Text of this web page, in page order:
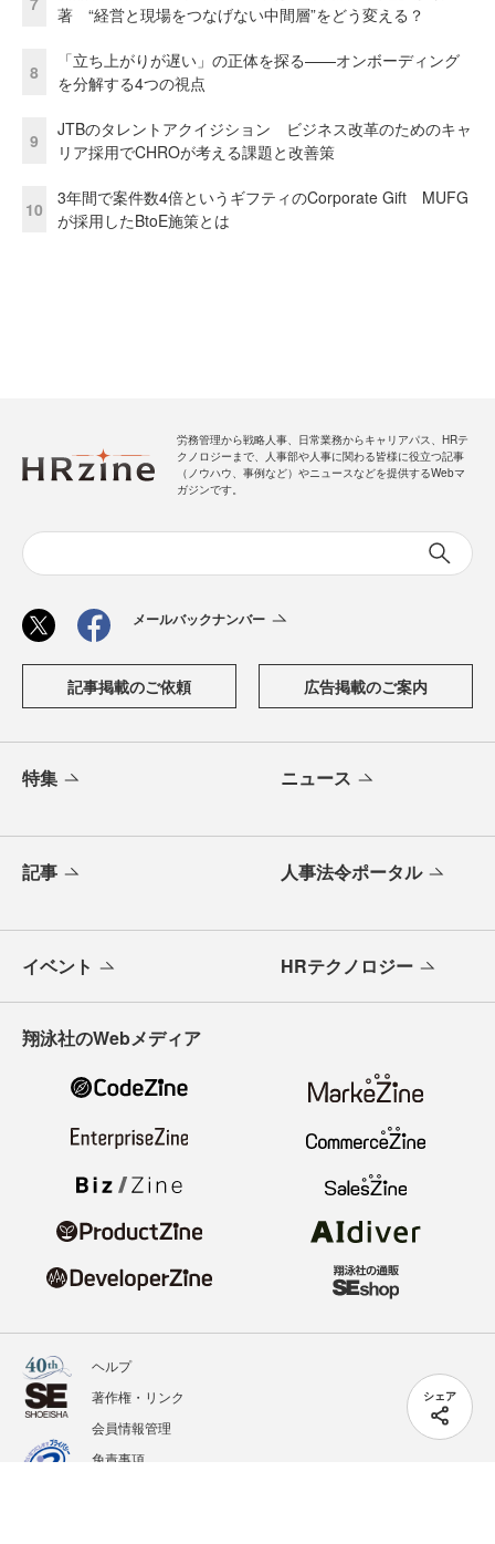
シェア
著 “経営と現場をつなげない中間層”をどう変える？
8
「立ち上がりが遅い」の正体を探る——オンボーディング
を分解する4つの視点
9
JTBのタレントアクイジション ビジネス改革のためのキャ
リア採用でCHROが考える課題と改善策
10
3年間で案件数4倍というギフティのCorporate Gift MUFG
が採用したBtoE施策とは
労務管理から戦略人事、日常業務からキャリアパス、HRテ
クノロジーまで、人事部や人事に関わる皆様に役立つ記事
（ノウハウ、事例など）やニュースなどを提供するWebマ
ガジンです。
メールバックナンバー
記事掲載のご依頼 広告掲載のご案内
特集 ニュース
記事 人事法令ポータル
イベント HRテクノロジー
翔泳社のWebメディア
ヘルプ
著作権・リンク
会員情報管理
免責事項